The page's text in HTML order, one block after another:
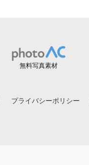
無料写真素材
プライバシーポリシー